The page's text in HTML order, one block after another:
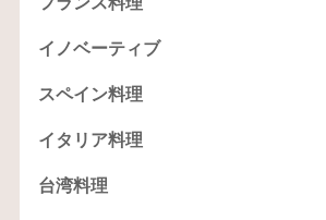
イノベーティブ
スペイン料理
イタリア料理
台湾料理